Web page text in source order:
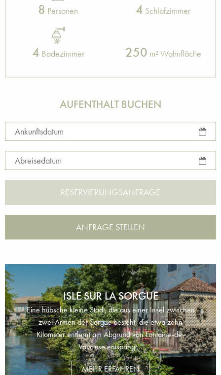
8 Personen 4 Schlafzimmer
4 Badezimmer 250 m² Wohnfläche
AUFENTHALT BUCHEN
Ankunftsdatum
Abreisedatum
ANFRAGE STELLEN
ISLE SUR LA SORGUE
Eine hübsche kleine Stadt, die aus einer Insel zwischen
zwei Armen der Sorgue besteht, die etwa zehn
Kilometer entfernt am Abgrund von Fontaine-de-
Vaucluse entspringt...
MEHR ERFAHREN